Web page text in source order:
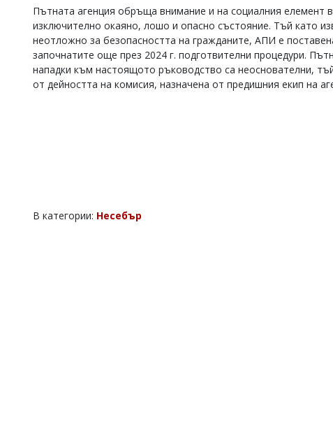
Пътната агенция обръща внимание и на социалния елемент в
изключително окаяно, лошо и опасно състояние. Тъй като
неотложно за безопасността на гражданите, АПИ е
започнатите още през 2024 г. подготвителни процедури.
нападки към настоящото ръководство са неоснователни,
от дейността на комисия, назначена от предишния екип на
В категории: Несебър